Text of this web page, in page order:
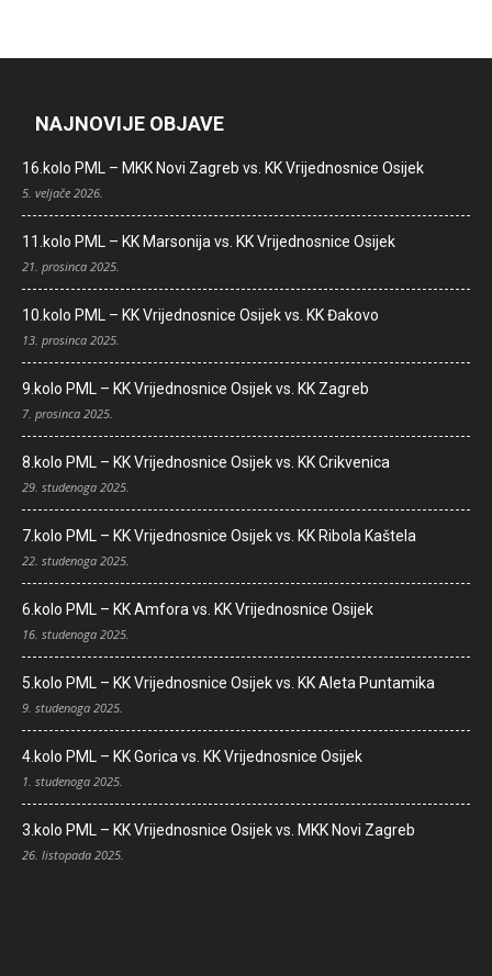
NAJNOVIJE OBJAVE
16.kolo PML – MKK Novi Zagreb vs. KK Vrijednosnice Osijek
5. veljače 2026.
11.kolo PML – KK Marsonija vs. KK Vrijednosnice Osijek
21. prosinca 2025.
10.kolo PML – KK Vrijednosnice Osijek vs. KK Đakovo
13. prosinca 2025.
9.kolo PML – KK Vrijednosnice Osijek vs. KK Zagreb
7. prosinca 2025.
8.kolo PML – KK Vrijednosnice Osijek vs. KK Crikvenica
29. studenoga 2025.
7.kolo PML – KK Vrijednosnice Osijek vs. KK Ribola Kaštela
22. studenoga 2025.
6.kolo PML – KK Amfora vs. KK Vrijednosnice Osijek
16. studenoga 2025.
5.kolo PML – KK Vrijednosnice Osijek vs. KK Aleta Puntamika
9. studenoga 2025.
4.kolo PML – KK Gorica vs. KK Vrijednosnice Osijek
1. studenoga 2025.
3.kolo PML – KK Vrijednosnice Osijek vs. MKK Novi Zagreb
26. listopada 2025.